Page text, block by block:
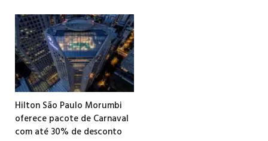
Hilton São Paulo Morumbi
oferece pacote de Carnaval
com até 30% de desconto